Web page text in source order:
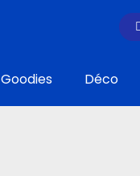
Goodies Déco